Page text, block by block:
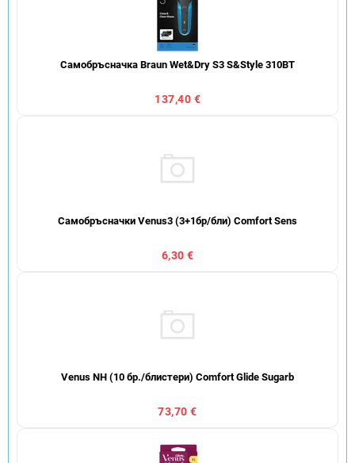
Самобръсначка Braun Wet&Dry S3 S&Style 310BT
137,40 €
Самобръсначки Venus3 (3+1бр/бли) Comfort Sens
6,30 €
Venus NH (10 бр./блистери) Comfort Glide Sugarb
73,70 €